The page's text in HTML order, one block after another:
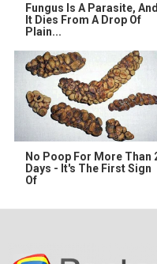
Fungus Is A Parasite, And
It Dies From A Drop Of
Plain...
No Poop For More Than
Days - It's The First Sign
Of